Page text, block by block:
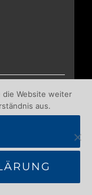
die Website weiter
aus.